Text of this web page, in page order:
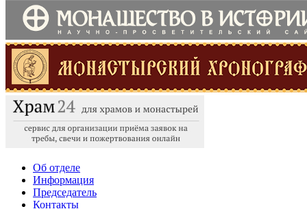
Об отделе
Информация
Председатель
Контакты